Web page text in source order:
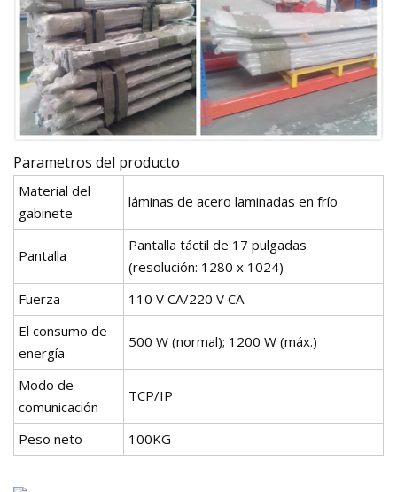
Parametros del producto
Material del
gabinete
láminas de acero laminadas en frío
Pantalla
Pantalla táctil de 17 pulgadas
(resolución: 1280 x 1024)
Fuerza
110 V CA/220 V CA
El consumo de
energía
500 W (normal); 1200 W (máx.)
Modo de
comunicación
TCP/IP
Peso neto 100KG